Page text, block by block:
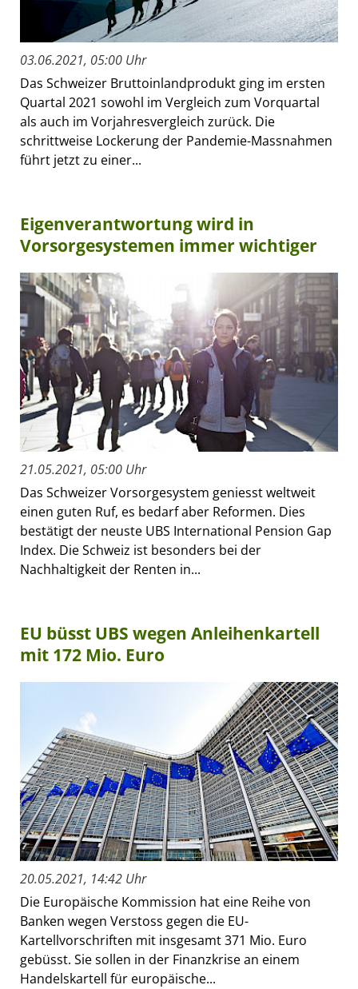
03.06.2021, 05:00 Uhr
Das Schweizer Bruttoinlandprodukt ging im ersten
Quartal 2021 sowohl im Vergleich zum Vorquartal
als auch im Vorjahresvergleich zurück. Die
schrittweise Lockerung der Pandemie-Massnahmen
führt jetzt zu einer...
Eigenverantwortung wird in
Vorsorgesystemen immer wichtiger
21.05.2021, 05:00 Uhr
Das Schweizer Vorsorgesystem geniesst weltweit
einen guten Ruf, es bedarf aber Reformen. Dies
bestätigt der neuste UBS International Pension Gap
Index. Die Schweiz ist besonders bei der
Nachhaltigkeit der Renten in...
EU büsst UBS wegen Anleihenkartell
mit 172 Mio. Euro
20.05.2021, 14:42 Uhr
Die Europäische Kommission hat eine Reihe von
Banken wegen Verstoss gegen die EU-
Kartellvorschriften mit insgesamt 371 Mio. Euro
gebüsst. Sie sollen in der Finanzkrise an einem
Handelskartell für europäische...